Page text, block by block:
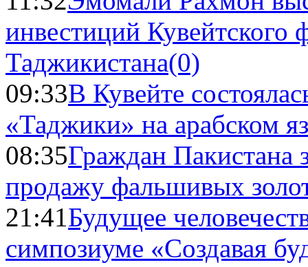
инвестиций Кувейтского
Таджикистана(0)
09:33В Кувейте
«Таджики» на арабском
08:35Граждан Пакистана
продажу фальшивых
21:41Будущее
симпозиуме «Создавая